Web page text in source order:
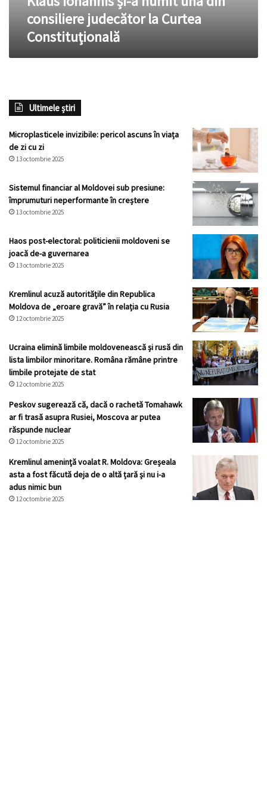
Curtea
Constituțională
consiliere judecător la Curtea
Constituțională
Ultimele știri
Microplasticele invizibile: pericol ascuns în viața
de zi cu zi
13 octombrie 2025
Sistemul financiar al Moldovei sub presiune:
împrumuturi neperformante în creștere
13 octombrie 2025
Haos post-electoral: politicienii moldoveni se
joacă de-a guvernarea
13 octombrie 2025
Kremlinul acuză autoritățile din Republica
Moldova de „eroare gravă” în relația cu Rusia
12 octombrie 2025
Ucraina elimină limbile moldovenească și rusă din
lista limbilor minoritare. Româna rămâne printre
limbile protejate de stat
12 octombrie 2025
Peskov sugerează că, dacă o rachetă Tomahawk
ar fi trasă asupra Rusiei, Moscova ar putea
răspunde nuclear
12 octombrie 2025
Kremlinul ameninţă voalat R. Moldova: Greșeala
asta a fost făcută deja de o altă țară și nu i-a
adus nimic bun
12 octombrie 2025